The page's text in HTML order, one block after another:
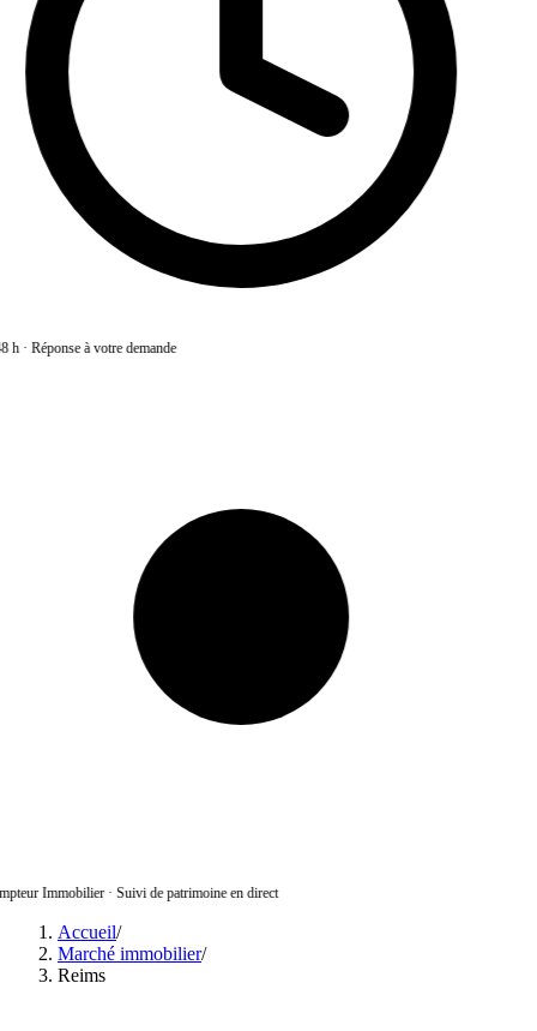
h· Réponse à votre demande
Immobilier· Suivi de patrimoine en direct
Accueil/
Marché immobilier/
Reims